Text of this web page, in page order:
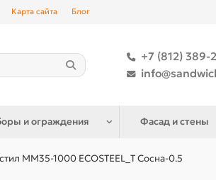
Карта сайта Блог
+7 (812) 389-
и ограждения Фасад и стены
ММ35-1000 ECOSTEEL_T Сосна-0.5